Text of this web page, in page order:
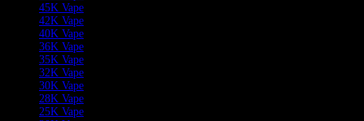
45K Vape
42K Vape
40K Vape
36K Vape
35K Vape
32K Vape
30K Vape
28K Vape
25K Vape